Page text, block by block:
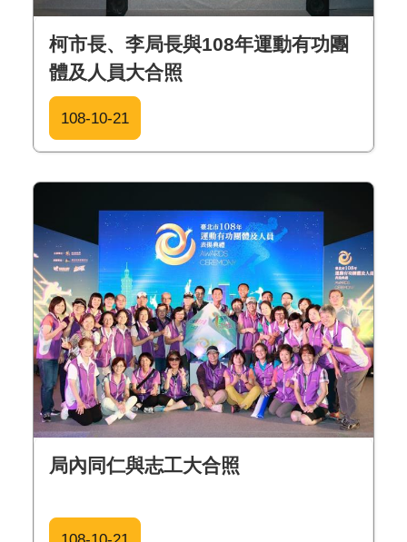
柯市長、李局長與108年運動有功團
體及人員大合照
108-10-21
局內同仁與志工大合照